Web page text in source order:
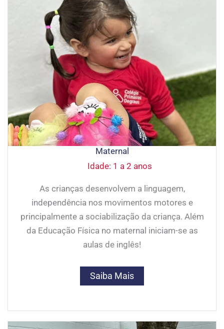
Maternal
Idade: 1 a 2 anos
As crianças desenvolvem a linguagem,
independência nos movimentos motores e
principalmente a sociabilização da criança. Além
da Educação Física no maternal iniciam-se as
aulas de inglês!
Saiba Mais